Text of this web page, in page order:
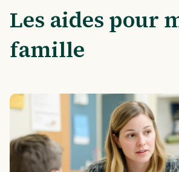
Les aides pour
famille